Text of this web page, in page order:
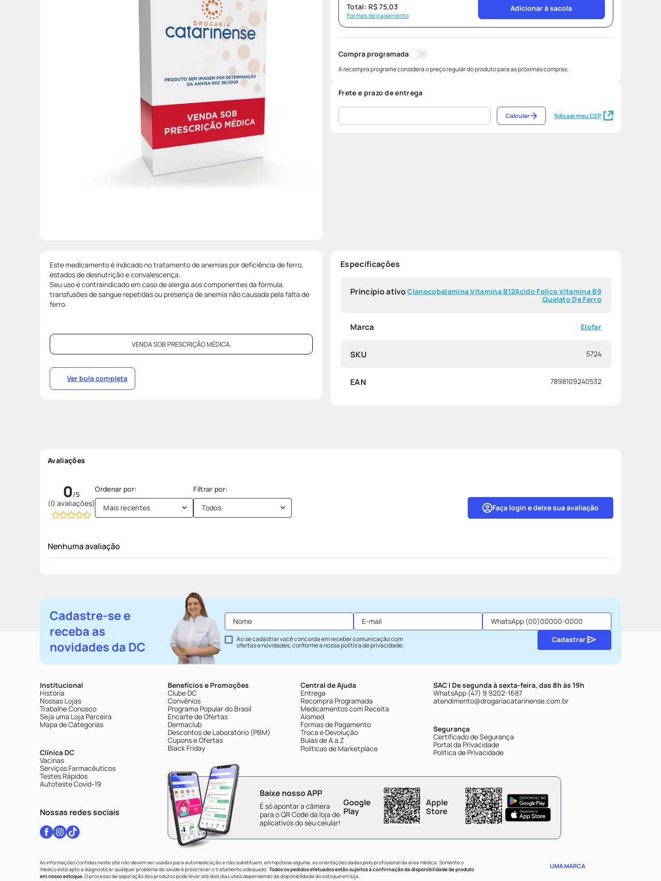
Total: R$ 75,03
Formas de pagamento
Adicionar à sacola
Compra programada
A recompra programa considera o preço regular do produto para as próximas compras.
Frete e prazo de entrega
Não sei meu CEP
Calcular
Este medicamento é indicado no tratamento de anemias por deficiência de ferro,
estados de desnutrição e convalescença.
Seu uso é contraindicado em caso de alergia aos componentes da fórmula,
transfusões de sangue repetidas ou presença de anemia não causada pela falta de
ferro.
VENDA SOB PRESCRIÇÃO MÉDICA.
Ver bula completa
Especificações
Princípio ativoCianocobalamina Vitamina B12Acido Folico Vitamina B9
Quelato De Ferro
Marca Elofar
SKU 5724
EAN 7898109240532
Avaliações
0
(0 avaliações) Faça login e deixe sua avaliação
Mais recentes Todos
Nenhuma avaliação
Cadastre-se e
receba as
novidades da DC
Ao se cadastrar você concorda em receber comunicação com
ofertas e novidades, conforme a nossapolítica de privacidade.
Cadastrar
Institucional
História
Nossas Lojas
Trabalhe Conosco
Seja uma Loja Parceira
Mapa de Categorias
Clínica DC
Vacinas
Serviços Farmacêuticos
Testes Rápidos
Autoteste Covid-19
Nossas redes sociais
Benefícios e Promoções
Clube DC
Convênios
Programa Popular do Brasil
Encarte de Ofertas
Dermaclub
Descontos de Laboratório (PBM)
Cupons e Ofertas
Black Friday
Central de Ajuda
Entrega
Recompra Programada
Medicamentos com Receita
Alomed
Formas de Pagamento
Troca e Devolução
Bulas de A a Z
Políticas de Marketplace
SAC | De segunda à sexta-feira, das 8h às 19h
WhatsApp (47) 9 9202-1687
atendimento@drogariacatarinense.com.br
Segurança
Certificado de Segurança
Portal da Privacidade
Política de Privacidade
Baixe nosso APP
É só apontar a câmera
para o QR Code da loja de
aplicativos do seu celular!
Google
Play
Apple
Store
As informações contidas neste site não devem ser usadas para automedicação e não substituem, em hipótese alguma, as orientações dadas pelo profissional da área médica. Somente o
médico está apto a diagnosticar qualquer problema de saúde e prescrever o tratamento adequado. Todos os pedidos efetuados estão sujeitos à confirmação da disponibilidade de produto
em nosso estoque.O processo de separação dos produtos pode levar até dois dias úteis dependendo da disponibilidade do estoque em loja.
UMA MARCA